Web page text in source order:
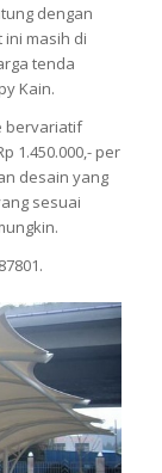
dengan
masih di
tenda
Kain.
bervariatif
1.450.000,- per
desain yang
sesuai